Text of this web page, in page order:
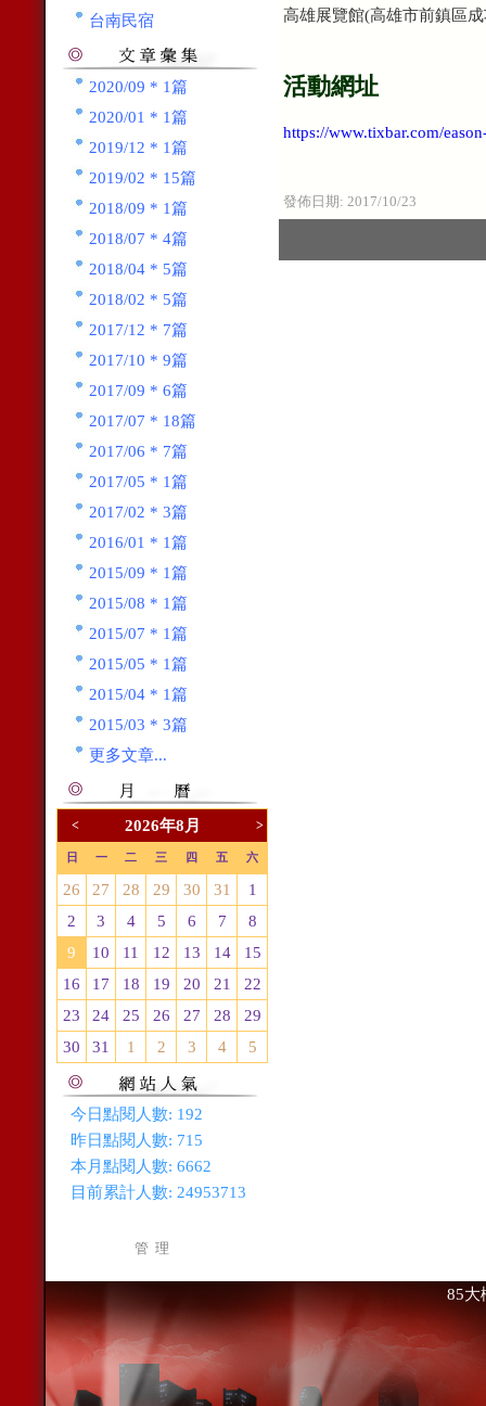
台南民宿
2020/09 * 1篇
2020/01 * 1篇
2019/12 * 1篇
2019/02 * 15篇
2018/09 * 1篇
2018/07 * 4篇
2018/04 * 5篇
2018/02 * 5篇
2017/12 * 7篇
2017/10 * 9篇
2017/09 * 6篇
2017/07 * 18篇
2017/06 * 7篇
2017/05 * 1篇
2017/02 * 3篇
2016/01 * 1篇
2015/09 * 1篇
2015/08 * 1篇
2015/07 * 1篇
2015/05 * 1篇
2015/04 * 1篇
2015/03 * 3篇
更多文章...
< 2026年8月 >
日 一 二 三 四 五 六
26 27 28 29 30 31
1
2
3 4 5 6 7
8
9
10 11 12 13 14
15
16
17 18 19 20 21
22
23
24 25 26 27 28
29
30
31 1 2 3 4 5
今日點閱人數: 192
昨日點閱人數: 715
本月點閱人數: 6662
目前累計人數: 24953713
管 理
高雄展覽館(高雄市前鎮區
活動網址
https://www.tixbar.com/
發佈日期: 2017/10/23
85大